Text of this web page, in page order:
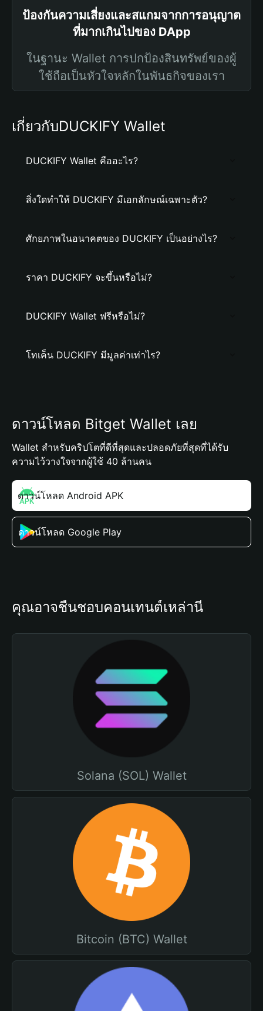
ป้องกันความเสี่ยงและสแกมจากการอนุญาต
ที่มากเกินไปของ DApp
ในฐานะ Wallet การปกป้องสินทรัพย์ของผู้
ใช้ถือเป็นหัวใจหลักในพันธกิจของเรา
เกี่ยวกับDUCKIFY Wallet
DUCKIFY Wallet คืออะไร?
สิ่งใดทำให้ DUCKIFY มีเอกลักษณ์เฉพาะตัว?
ศักยภาพในอนาคตของ DUCKIFY เป็นอย่างไร?
ราคา DUCKIFY จะขึ้นหรือไม่?
DUCKIFY Wallet ฟรีหรือไม่?
โทเค็น DUCKIFY มีมูลค่าเท่าไร?
ดาวน์โหลด Bitget Wallet เลย
Wallet สำหรับคริปโตที่ดีที่สุดและปลอดภัยที่สุดที่ได้รับ
ความไว้วางใจจากผู้ใช้ 40 ล้านคน
ดาวน์โหลด Android APK
ดาวน์โหลด Google Play
คุณอาจชื่นชอบคอนเทนต์เหล่านี้
Solana (SOL) Wallet
Bitcoin (BTC) Wallet